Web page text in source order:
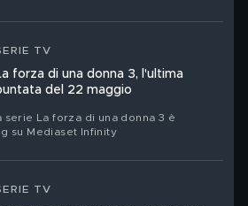
TV
forza di una donna 3, l'ultima
del 22 maggio
La forza di una donna 3 è
su Mediaset Infinity
TV